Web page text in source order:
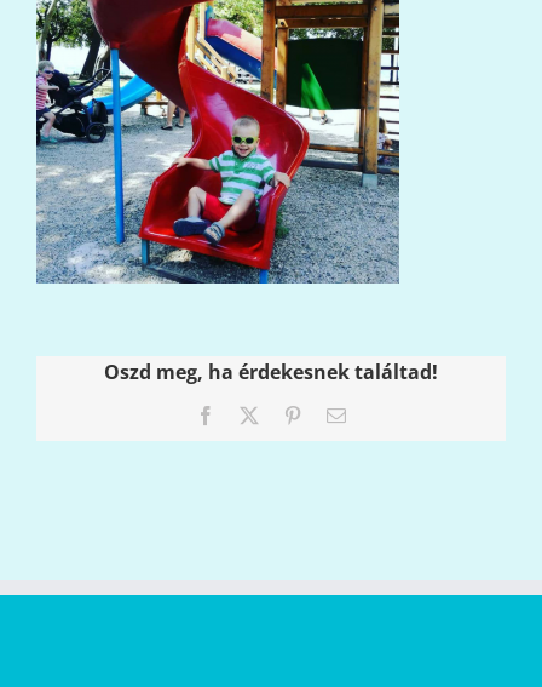
Oszd meg, ha érdekesnek találtad!
Facebook PinterestEmail: